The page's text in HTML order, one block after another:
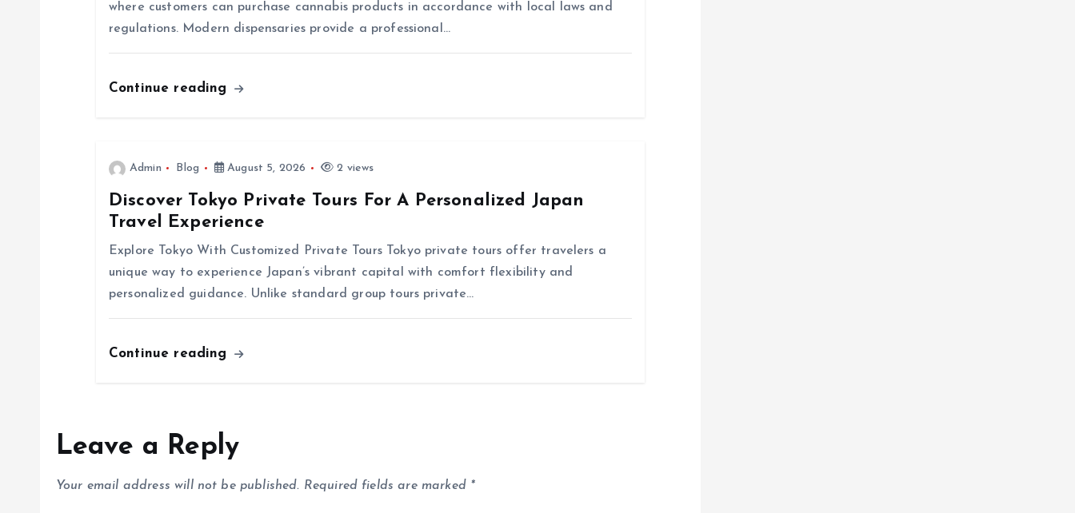
where customers can purchase cannabis products in accordance with local laws and
regulations. Modern dispensaries provide a professional…
Continue reading
Admin Blog August 5, 2026 2 views
Discover Tokyo Private Tours For A Personalized Japan
Travel Experience
Explore Tokyo With Customized Private Tours Tokyo private tours offer travelers a
unique way to experience Japan’s vibrant capital with comfort flexibility and
personalized guidance. Unlike standard group tours private…
Continue reading
Leave a Reply
Your email address will not be published. Required fields are marked *